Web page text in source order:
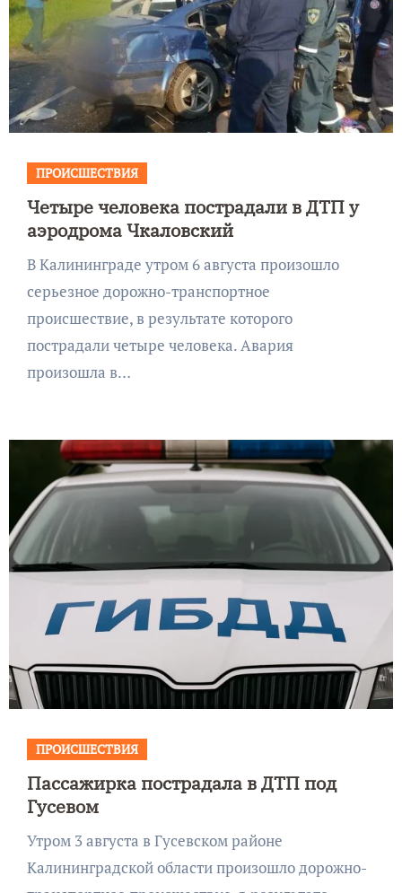
ПРОИСШЕСТВИЯ
Четыре человека пострадали в ДТП у
аэродрома Чкаловский
В Калининграде утром 6 августа произошло
серьезное дорожно-транспортное
происшествие, в результате которого
пострадали четыре человека. Авария
произошла в…
ПРОИСШЕСТВИЯ
Пассажирка пострадала в ДТП под
Гусевом
Утром 3 августа в Гусевском районе
Калининградской области произошло дорожно-